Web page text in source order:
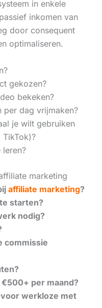
in enkele
inkomen van
door consequent
optimaliseren.
gekozen?
bekeken?
per dag vrijmaken?
je wilt gebruiken
leren?
marketing
affiliate marketing?
starten?
nodig?
commissie
per maand?
werkloze met